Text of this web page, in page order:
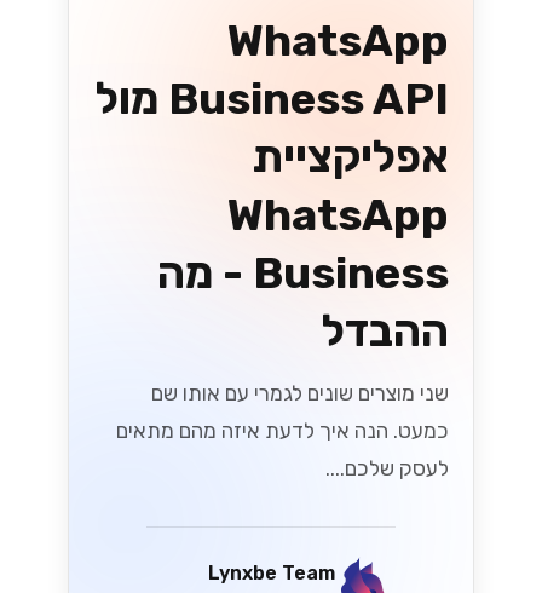
WhatsApp
Business API מול
אפליקציית
WhatsApp
Business - מה
ההבדל
שני מוצרים שונים לגמרי עם אותו שם
כמעט. הנה איך לדעת איזה מהם מתאים
לעסק שלכם....
Lynxbe Team